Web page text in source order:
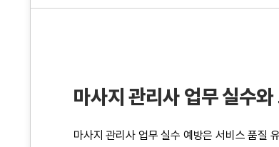
마사지 관리사 업무 실수와
마사지 관리사 업무 실수 예방은 서비스 품질